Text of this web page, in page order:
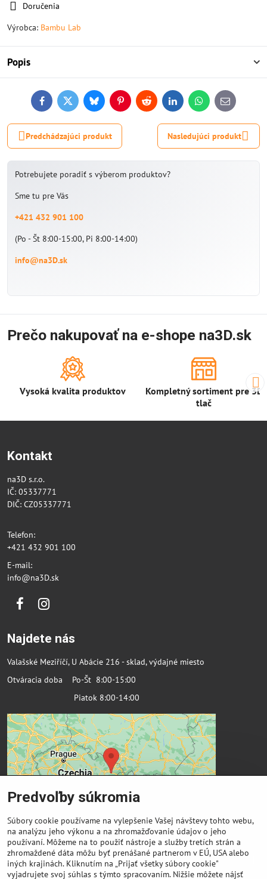
Doručenia
Výrobca: Bambu Lab
Popis
FacebookTwitterBlueskyPinterestReddit LinkedInWhatsApp
E-
mail
Predchádzajúci produkt Nasledujúci produkt
Potrebujete poradiť s výberom produktov?
Sme tu pre Vás
+421 432 901 100
(Po - Št 8:00-15:00, Pi 8:00-14:00)
info@na3D.sk
Prečo nakupovať na e-shope na3D.sk
Vysoká kvalita produktov
Kompletný sortiment pre 3D
tlač
Kontakt
na3D s.r.o.
IČ: 05337771
DIČ: CZ05337771
Telefon:
+421 432 901 100
E-mail:
info@na3D.sk
FacebookInstagram
Najdete nás
Valašské Meziříčí, U Abácie 216 - sklad, výdajné miesto
Otváracia doba Po-Št 8:00-15:00
Piatok 8:00-14:00
Dôležité odkazy
Predvoľby súkromia
Súbory cookie používame na vylepšenie Vašej návštevy tohto webu,
na analýzu jeho výkonu a na zhromažďovanie údajov o jeho
používaní. Môžeme na to použiť nástroje a služby tretích strán a
zhromaždené dáta môžu byť prenášané partnerom v EÚ, USA alebo
iných krajinách. Kliknutím na „Prijať všetky súbory cookie"
vyjadrujete svoj súhlas s týmto spracovaním. Nižšie môžete nájsť